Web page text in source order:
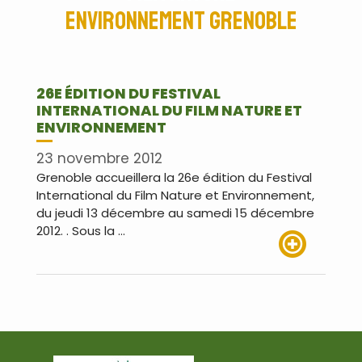
environnement Grenoble
26E ÉDITION DU FESTIVAL
INTERNATIONAL DU FILM NATURE ET
ENVIRONNEMENT
23 novembre 2012
Grenoble accueillera la 26e édition du Festival
International du Film Nature et Environnement,
du jeudi 13 décembre au samedi 15 décembre
2012. . Sous la …